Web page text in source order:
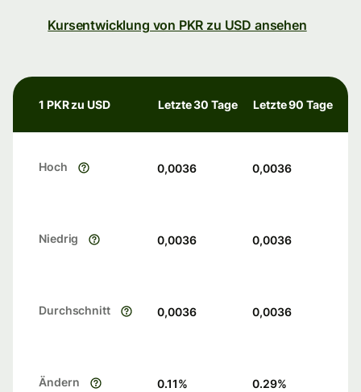
Kursentwicklung von PKR zu USD ansehen
1 PKR zu USD Letzte 30 Tage Letzte 90 Tage
Hoch 0,0036 0,0036
Niedrig 0,0036 0,0036
Durchschnitt 0,0036 0,0036
Ändern 0.11% 0.29%